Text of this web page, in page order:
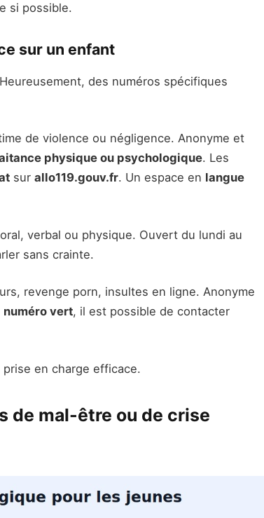
si possible.
sur un enfant
des numéros spécifiques
de violence ou négligence. Anonyme et
physique ou psychologique. Les
sur allo119.gouv.fr. Un espace en langue
verbal ou physique. Ouvert du lundi au
sans crainte.
revenge porn, insultes en ligne. Anonyme
numéro vert, il est possible de contacter
en charge efficace.
de mal-être ou de crise